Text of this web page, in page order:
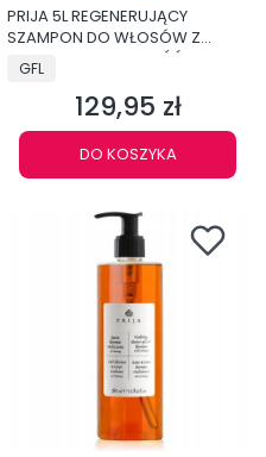
PRIJA 5L REGENERUJĄCY
SZAMPON DO WŁOSÓW Z
RUKOLĄ SUPER JAKOŚĆ
PREMIUM TB5LSPR
GFL
Cena
129,95 zł
DO KOSZYKA